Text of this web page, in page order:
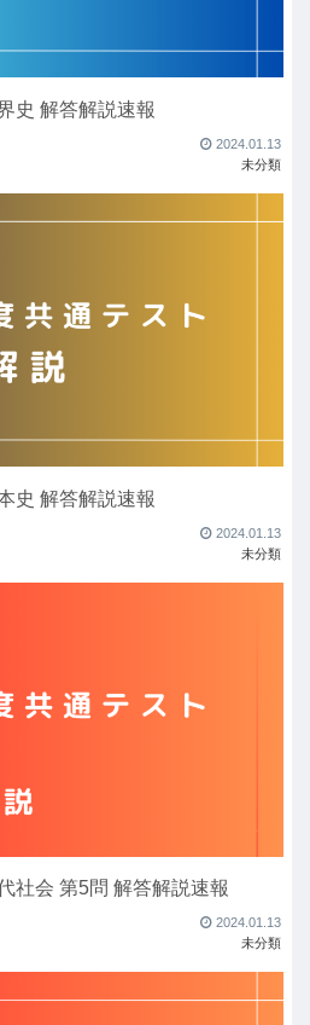
史 解答解説速報
2024.01.13
未分類
史 解答解説速報
2024.01.13
未分類
社会 第5問 解答解説速報
2024.01.13
未分類